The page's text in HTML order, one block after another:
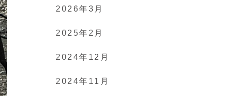
2026年3月
2025年2月
2024年12月
2024年11月